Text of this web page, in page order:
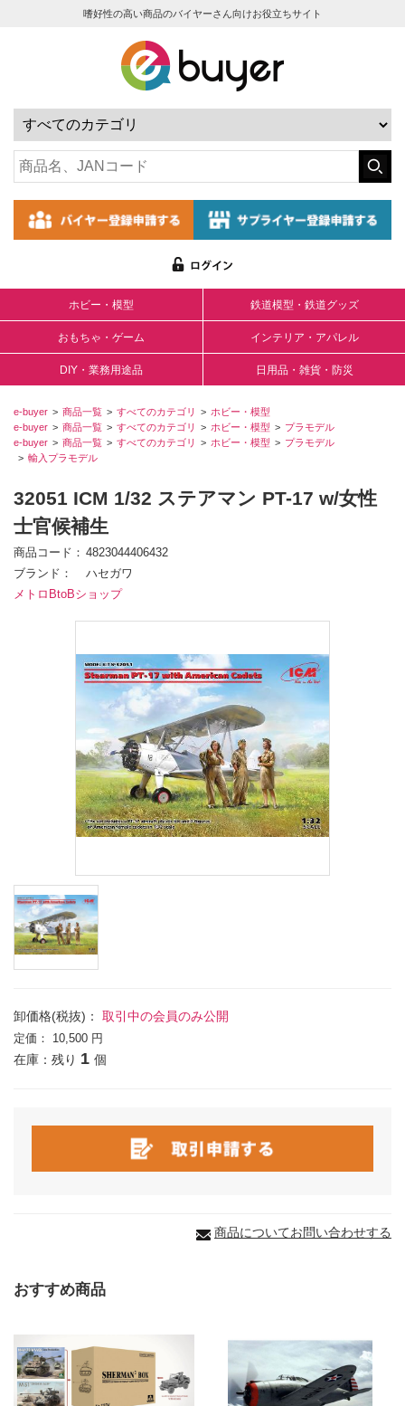
嗜好性の高い商品のバイヤーさん向けお役立ちサイト
ホビー・模型 鉄道模型・鉄道グッズ
おもちゃ・ゲーム インテリア・アパレル
DIY・業務用途品 日用品・雑貨・防災
e-buyer 商品一覧 すべてのカテゴリ
ホビー・模型
e-buyer
商品一覧 すべてのカテゴリ ホビー・模型
プラモデル
e-buyer
商品一覧 すべてのカテゴリ ホビー・模型
プラモデル
輸入プラモデル
32051 ICM 1/32 ステアマン PT-17 w/女性
士官候補生
商品コード
4823044406432
ブランド
ハセガワ
メトロBtoBショップ
卸価格(税抜)： 取引中の会員のみ公開
定価： 10,500 円
在庫：残り 1 個
商品についてお問い合わせする
おすすめ商品